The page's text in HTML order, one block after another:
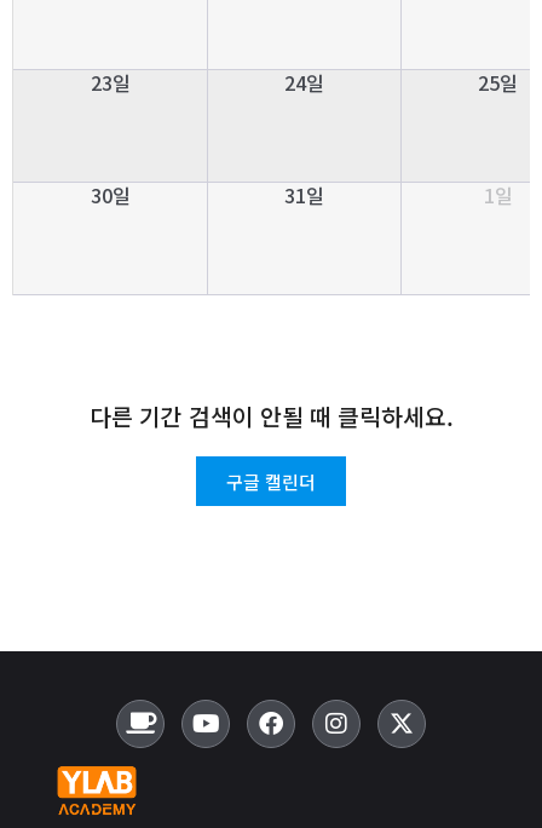
23일 24일 25일
30일 31일 1일
다른 기간 검색이 안될 때 클릭하세요.
구글 캘린더